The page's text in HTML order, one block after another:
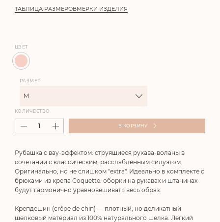
ТАБЛИЦА РАЗМЕРОВМЕРКИ ИЗДЕЛИЯ
Рубашка с вау-эффектом: струящиеся рукава-воланы в
сочетании с классическим, расслабленным силуэтом.
Оригинально, но не слишком "extra". Идеально в комплекте с
брюками из крепа Coquette: оборки на рукавах и штанинах
будут гармонично уравновешивать весь образ.
Крепдешин (crêpe de chin) — плотный, но деликатный
шелковый материал из 100% натурального шелка. Легкий
ЦВЕТ
РАЗМЕР
M
КОЛИЧЕСТВО
В КОРЗИНУ